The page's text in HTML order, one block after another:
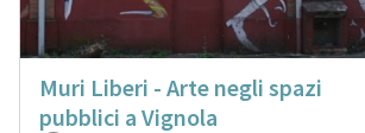
Muri Liberi - Arte negli spazi
pubblici a Vignola